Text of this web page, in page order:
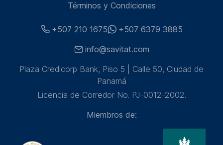
Términos y Condiciones
+507 210 1675
+507 6379 3885
info@savitat.com
Plaza Credicorp Bank, Piso 5 | Calle 50, Ciudad de
Panamá
Licencia de Corredor No. PJ-0012-2002.
Miembros de: